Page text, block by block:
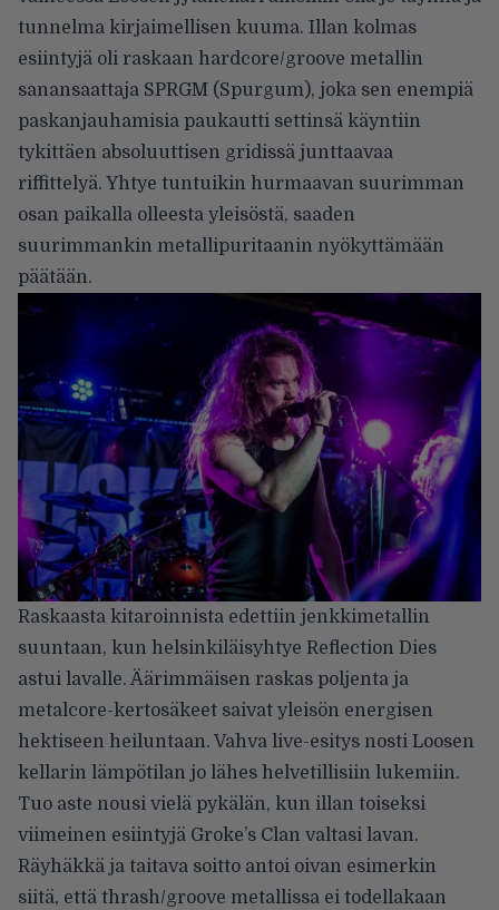
tunnelma kirjaimellisen kuuma. Illan kolmas
esiintyjä oli raskaan hardcore/groove metallin
sanansaattaja SPRGM (Spurgum), joka sen enempiä
paskanjauhamisia paukautti settinsä käyntiin
tykittäen absoluuttisen gridissä junttaavaa
riffittelyä. Yhtye tuntuikin hurmaavan suurimman
osan paikalla olleesta yleisöstä, saaden
suurimmankin metallipuritaanin nyökyttämään
päätään.
Raskaasta kitaroinnista edettiin jenkkimetallin
suuntaan, kun helsinkiläisyhtye Reflection Dies
astui lavalle. Äärimmäisen raskas poljenta ja
metalcore-kertosäkeet saivat yleisön energisen
hektiseen heiluntaan. Vahva live-esitys nosti Loosen
kellarin lämpötilan jo lähes helvetillisiin lukemiin.
Tuo aste nousi vielä pykälän, kun illan toiseksi
viimeinen esiintyjä Groke’s Clan valtasi lavan.
Räyhäkkä ja taitava soitto antoi oivan esimerkin
siitä, että thrash/groove metallissa ei todellakaan